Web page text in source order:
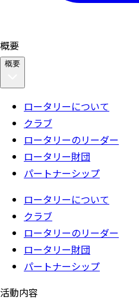
概要
概要
ロータリーについて
クラブ
ロータリーのリーダー
ロータリー財団
パートナーシップ
ロータリーについて
クラブ
ロータリーのリーダー
ロータリー財団
パートナーシップ
活動内容